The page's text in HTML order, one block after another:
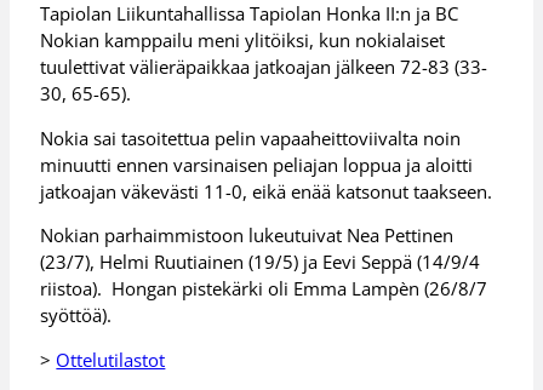
Tapiolan Liikuntahallissa Tapiolan Honka II:n ja BC
Nokian kamppailu meni ylitöiksi, kun nokialaiset
tuulettivat välieräpaikkaa jatkoajan jälkeen 72-83 (33-
30, 65-65).
Nokia sai tasoitettua pelin vapaaheittoviivalta noin
minuutti ennen varsinaisen peliajan loppua ja aloitti
jatkoajan väkevästi 11-0, eikä enää katsonut taakseen.
Nokian parhaimmistoon lukeutuivat Nea Pettinen
(23/7), Helmi Ruutiainen (19/5) ja Eevi Seppä (14/9/4
riistoa). Hongan pistekärki oli Emma Lampèn (26/8/7
syöttöä).
> Ottelutilastot